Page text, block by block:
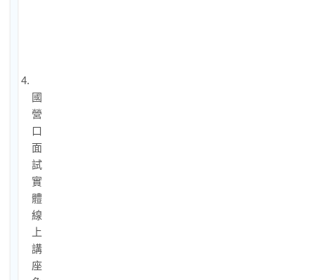
4.
國
營
口
面
試
實
體/
線
上
講
座-